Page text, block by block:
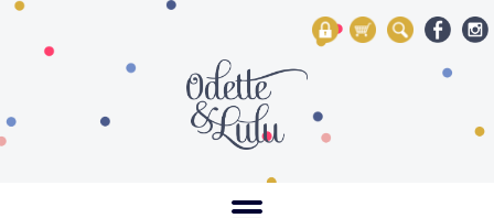
My Account
Mon panier
Rechercher